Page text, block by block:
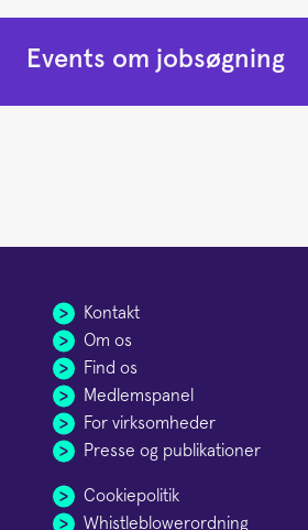
Events om jobsøgning
Kontakt
Om os
Find os
Medlemspanel
For virksomheder
Presse og publikationer
Cookiepolitik
Whistleblowerordning